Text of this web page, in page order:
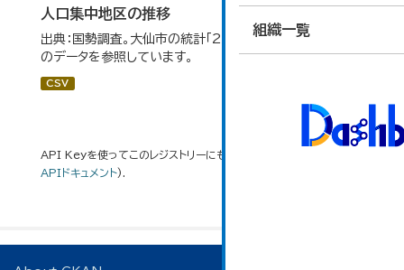
組織一覧
人口集中地区の推移
出典：国勢調査。大仙市の統計「2-3 人口集中地区の推移」
のデータを参照しています。
CSV
API Keyを使ってこのレジストリーにもアクセス可能です
APIドキュメント).